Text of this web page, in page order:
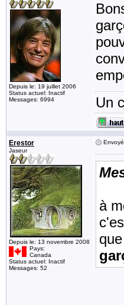
Depuis le: 19 juillet 2006
Status actuel: Inactif
Messages: 6994
Un
Erestor
Jaseur
Depuis le: 13 novembre 2008
Pays:
Canada
Status actuel: Inactif
Messages: 52
à